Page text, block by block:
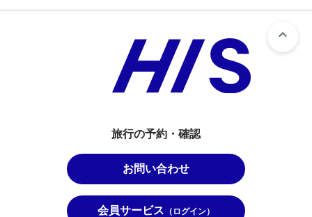
旅行の予約・確認
お問い合わせ
会員サービス （ログイン）